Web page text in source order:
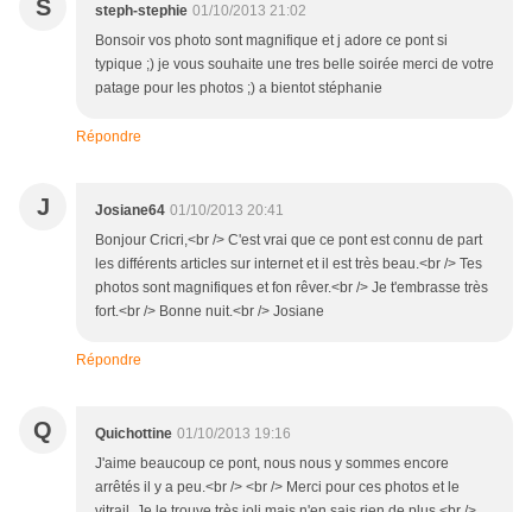
S steph-stephie 01/10/2013 21:02
Bonsoir vos photo sont magnifique et j adore ce pont si
typique ;) je vous souhaite une tres belle soirée merci de votre
patage pour les photos ;) a bientot stéphanie
Répondre
J Josiane64 01/10/2013 20:41
Bonjour Cricri,<br /> C'est vrai que ce pont est connu de part
les différents articles sur internet et il est très beau.<br /> Tes
photos sont magnifiques et fon rêver.<br /> Je t'embrasse très
fort.<br /> Bonne nuit.<br /> Josiane
Répondre
Q Quichottine 01/10/2013 19:16
J'aime beaucoup ce pont, nous nous y sommes encore
arrêtés il y a peu.<br /> <br /> Merci pour ces photos et le